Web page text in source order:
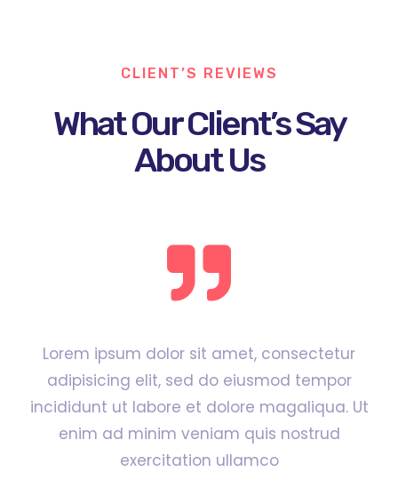
CLIENT’S REVIEWS
What Our Client’s Say
About Us
Lorem ipsum dolor sit amet, consectetur
adipisicing elit, sed do eiusmod tempor
incididunt ut labore et dolore magaliqua. Ut
enim ad minim veniam quis nostrud
exercitation ullamco